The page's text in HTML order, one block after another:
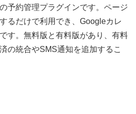
予約管理プラグインです。ページ
るだけで利用でき、Googleカレ
す。無料版と有料版があり、有料
の統合やSMS通知を追加するこ